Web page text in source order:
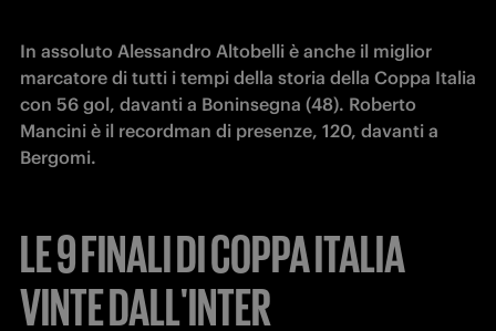
In assoluto Alessandro Altobelli è anche il miglior
marcatore di tutti i tempi della storia della Coppa Italia
con 56 gol, davanti a Boninsegna (48). Roberto
Mancini è il recordman di presenze, 120, davanti a
Bergomi.
LE 9 FINALI DI COPPA ITALIA
VINTE DALL'INTER